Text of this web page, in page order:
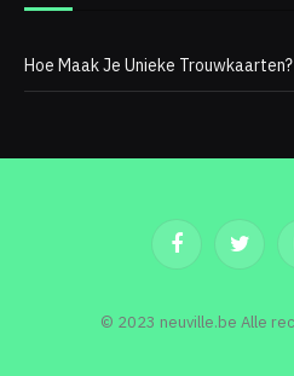
Hoe Maak Je Unieke Trouwkaarten?
FacebookTwitter
© 2023 neuville.be Alle